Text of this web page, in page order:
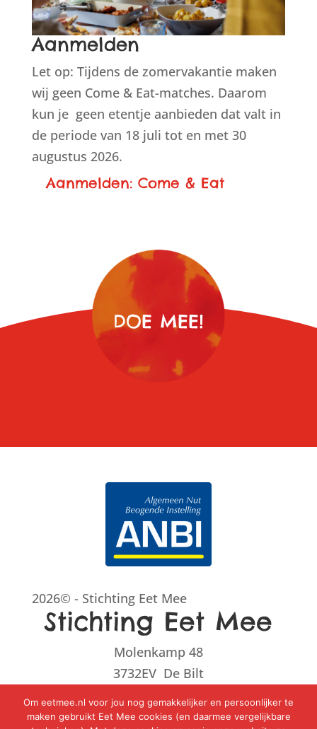
Aanmelden
Let op: Tijdens de zomervakantie maken
wij geen Come & Eat-matches. Daarom
kun je geen etentje aanbieden dat valt in
de periode van 18 juli tot en met 30
augustus 2026.
Aanmelden: Come & Eat
DOE MEE!
2026© - Stichting Eet Mee
Stichting Eet Mee
Molenkamp 48
3732EV De Bilt
030 – 2213498
Om eetmee.nl voor jou nog gemakkelijker en persoonlijker te
maken gebruikt Eet Mee cookies (en daarmee vergelijkbare